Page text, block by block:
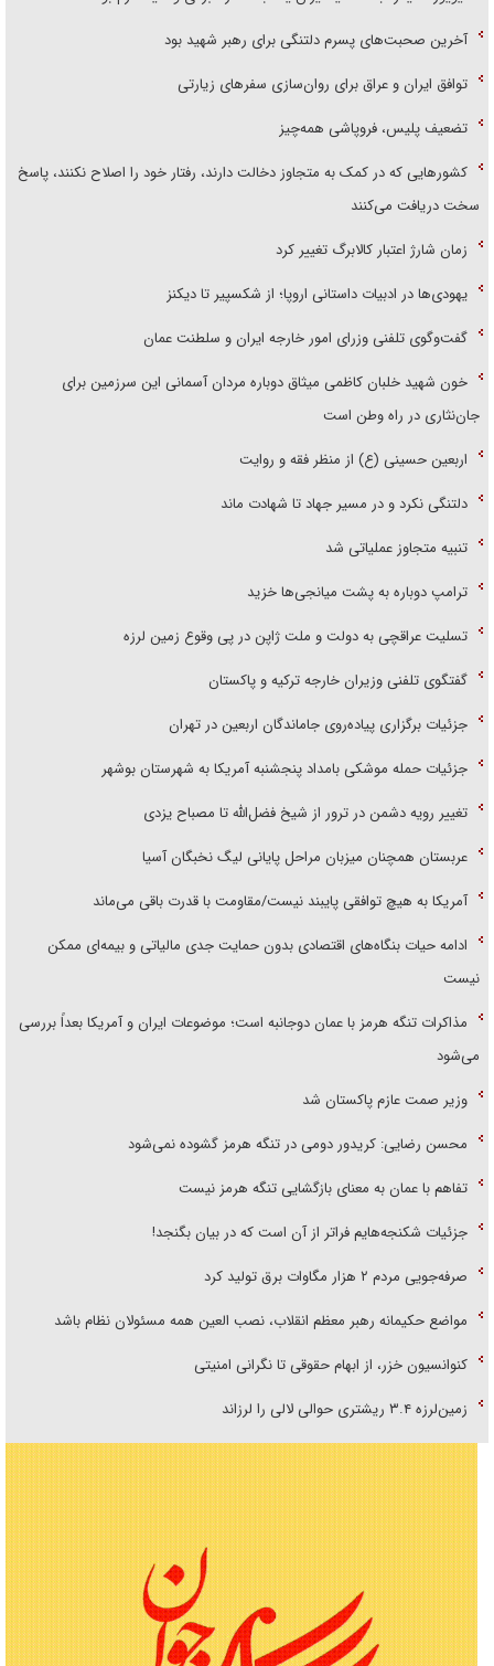
آخرین صحبت‌های پسرم دلتنگی برای رهبر شهید بود
توافق ایران و عراق برای روان‌سازی سفر‌های زیارتی
تضعیف پلیس، فروپاشی همه‌چیز
کشور‌هایی که در کمک به متجاوز دخالت دارند، رفتار خود را اصلاح نکنند، پاسخ
سخت دریافت می‌کنند
زمان شارژ اعتبار کالابرگ تغییر کرد
یهودی‌ها در ادبیات داستانی اروپا؛ از شکسپیر تا دیکنز
گفت‌وگوی تلفنی وزرای امور خارجه ایران و سلطنت عمان
خون شهید خلبان کاظمی میثاق دوباره مردان آسمانی این سرزمین برای
جان‌نثاری در راه وطن است
اربعین حسینی (ع) از منظر فقه و روایت
دلتنگی نکرد و در مسیر جهاد تا شهادت ماند
تنبیه متجاوز عملیاتی شد
ترامپ دوباره به پشت میانجی‌ها خزید
تسلیت عراقچی به دولت و ملت ژاپن در پی وقوع زمین لرزه
گفتگوی تلفنی وزیران خارجه ترکیه و پاکستان
جزئیات برگزاری پیاده‌روی جاماندگان اربعین در تهران
جزئیات حمله موشکی بامداد پنجشنبه آمریکا به شهرستان بوشهر
تغییر رویه دشمن در ترور از شیخ فضل‌الله تا مصباح یزدی
عربستان همچنان میزبان مراحل پایانی لیگ نخبگان آسیا
آمریکا به هیچ توافقی پایبند نیست/مقاومت با قدرت باقی می‌ماند
ادامه حیات بنگاه‌های اقتصادی بدون حمایت جدی مالیاتی و بیمه‌ای ممکن
نیست
مذاکرات تنگه هرمز با عمان دوجانبه است؛ موضوعات ایران و آمریکا بعداً بررسی
می‌شود
وزیر صمت عازم پاکستان شد
محسن رضایی: کریدور دومی در تنگه هرمز گشوده نمی‌شود
تفاهم با عمان به معنای بازگشایی تنگه هرمز نیست
جزئیات شکنجه‌هایم فراتر از آن است که در بیان بگنجد!
صرفه‌جویی مردم ۲ هزار مگاوات برق تولید کرد
مواضع حکیمانه رهبر معظم انقلاب، نصب العین همه مسئولان نظام باشد
کنوانسیون خزر، از ابهام حقوقی تا نگرانی امنیتی
زمین‌لرزه ۳.۴ ریشتری حوالی لالی را لرزاند